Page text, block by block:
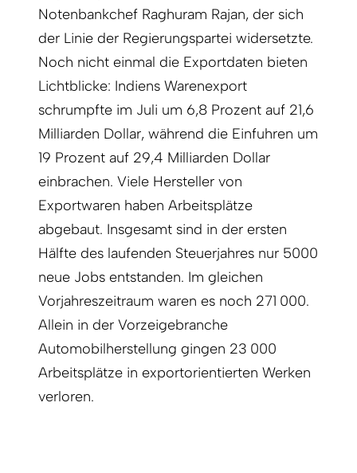
Notenbankchef Raghuram Rajan, der sich
der Linie der Regierungspartei widersetzte.
Noch nicht einmal die Exportdaten bieten
Lichtblicke: Indiens Warenexport
schrumpfte im Juli um 6,8 Prozent auf 21,6
Milliarden Dollar, während die Einfuhren um
19 Prozent auf 29,4 Milliarden Dollar
einbrachen. Viele Hersteller von
Exportwaren haben Arbeitsplätze
abgebaut. Insgesamt sind in der ersten
Hälfte des laufenden Steuerjahres nur 5000
neue Jobs entstanden. Im gleichen
Vorjahreszeitraum waren es noch 271 000.
Allein in der Vorzeigebranche
Automobilherstellung gingen 23 000
Arbeitsplätze in exportorientierten Werken
verloren.